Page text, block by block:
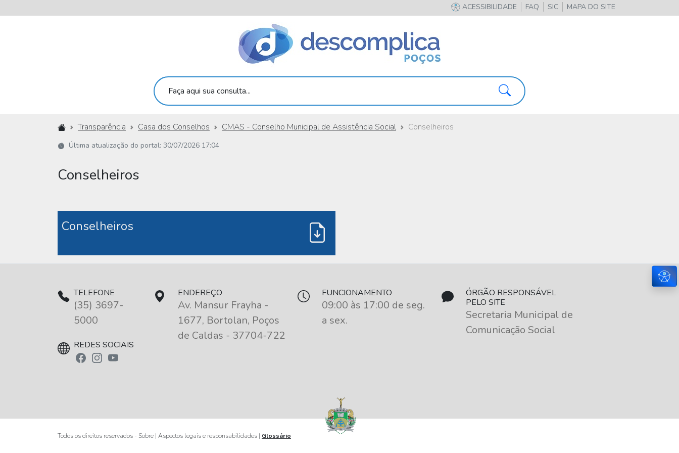
ACESSIBILIDADE FAQ SIC MAPA DO SITE
Faça aqui sua consulta... Pesquisa
Início Transparência Casa dos Conselhos CMAS - Conselho Municipal de Assistência Social Conselheiros
Última atualização do portal: 30/07/2026 17:04
Conselheiros
Conselheiros
REDES SOCIAIS
TELEFONE
(35) 3697-
5000
ENDEREÇO
Av. Mansur Frayha -
1677, Bortolan, Poços
de Caldas - 37704-722
FUNCIONAMENTO
09:00 às 17:00 de seg.
a sex.
ÓRGÃO RESPONSÁVEL
PELO SITE
Secretaria Municipal de
Comunicação Social
Todos os direitos reservados - Sobre | Aspectos legais e responsabilidades | Glossário